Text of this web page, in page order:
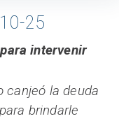
25
intervenir
canjeó la deuda
brindarle